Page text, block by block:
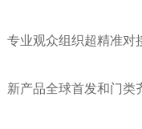
、专业观众组织超精准
、新产品全球首发和门类